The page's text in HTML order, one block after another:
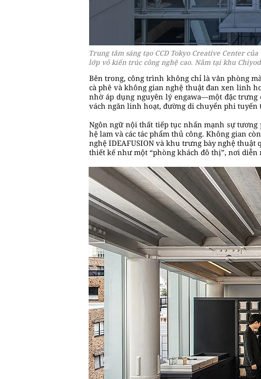
Trung tâm sáng tạo CCD Tokyo Creative Center
lớp vỏ kiến trúc công nghệ cao. Nằm tại khu
Bên trong, công trình không chỉ là văn phòng
cà phê và không gian nghệ thuật đan xen linh
nhờ áp dụng nguyên lý engawa—một đặc
vách ngăn linh hoạt, đường di chuyển phi
Ngôn ngữ nội thất tiếp tục nhấn mạnh sự
hệ lam và các tác phẩm thủ công. Không gian
nghệ IDEAFUSION và khu trưng bày nghệ
thiết kế như một “phòng khách đô thị”, nơi diễn